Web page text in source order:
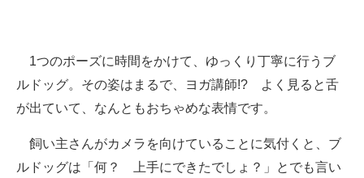
1つのポーズに時間をかけて、ゆっくり丁寧に行うブ
ルドッグ。その姿はまるで、ヨガ講師!? よく見ると舌
が出ていて、なんともおちゃめな表情です。
飼い主さんがカメラを向けていることに気付くと、ブ
ルドッグは「何？ 上手にできたでしょ？」とでも言い